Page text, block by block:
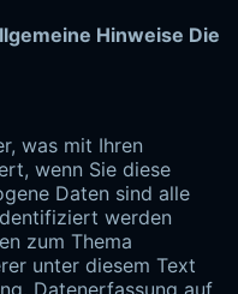
Hinweise Die
was mit Ihren
wenn Sie diese
Daten sind alle
werden
zum Thema
unter diesem Text
Datenerfassung auf